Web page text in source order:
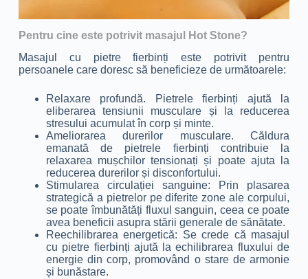
Pentru cine este potrivit masajul Hot Stone?
Masajul cu pietre fierbinți este potrivit pentru
persoanele care doresc să beneficieze de următoarele:
Relaxare profundă. Pietrele fierbinți ajută la
eliberarea tensiunii musculare și la reducerea
stresului acumulat în corp și minte.
Ameliorarea durerilor musculare. Căldura
emanată de pietrele fierbinți contribuie la
relaxarea mușchilor tensionați și poate ajuta la
reducerea durerilor și disconfortului.
Stimularea circulației sanguine: Prin plasarea
strategică a pietrelor pe diferite zone ale corpului,
se poate îmbunătăți fluxul sanguin, ceea ce poate
avea beneficii asupra stării generale de sănătate.
Reechilibrarea energetică: Se crede că masajul
cu pietre fierbinți ajută la echilibrarea fluxului de
energie din corp, promovând o stare de armonie
și bunăstare.